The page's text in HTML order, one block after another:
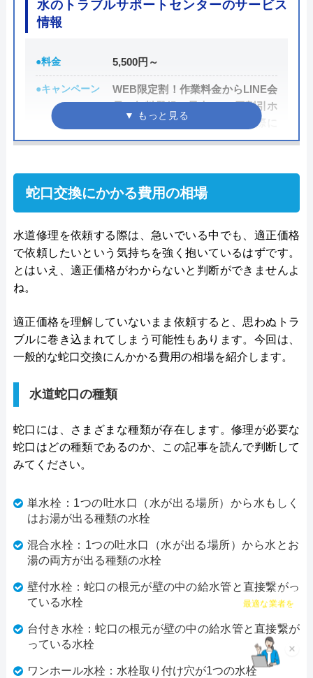
クレジットカード決済、銀行支払い、コンビニでの
公式サイトで
料金詳細を見る
050-3000-4096
運営会社 株式会社JUNコーポレーション
代表者 高野祐二
東京都世田谷区瀬田二丁目27番3号
対応エリア 全国（一部エリアを除く）
水のトラブルサポートセンターのサービス
情報
●料金 5,500円～
●キャンペーン
WEB限定割！作業料金からLINE会
員に無料登録で最大3,000円割引ホ
ームページを見たとお電話の際に
伝えて頂いた方は、作業料金から
●駆けつけ時間 最短20分
●受付時間 24時間
●定休日 年中無休
●出張見積もり 出張見積もり無料
●累計実績 累計対応件数100万件以上
●保証・保険
PL保険加入1年～5年の無料保証制
水のトラブルサポートセンターがおすすめ
の理由
水のトラブルサポートセンターは、24時間365日年
中無休で営業しています。受付は電話、Web(フォー
ム、チャット)にて対応しています。Webからの見積
依頼は翌日以降の予約となっているため、お急ぎの
合は送信完了のメールが届き、これが予約完了を意
作業時間は3時間単位での予約が可能で、作業当日
は訪問の1～2時間前に連絡があるのでご安心くださ
蛇口交換にかかる費用の相場
水道修理を依頼する際は、急いでいる中でも、適正価格
で依頼したいという気持ちを強く抱いているはずです。
とはいえ、適正価格がわからないと判断ができませんよ
ね。
適正価格を理解していないまま依頼すると、思わぬトラ
ブルに巻き込まれてしまう可能性もあります。今回は、
一般的な蛇口交換にんかかる費用の相場を紹介します。
水道蛇口の種類
蛇口には、さまざまな種類が存在します。修理が必要な
蛇口はどの種類であるのか、この記事を読んで判断して
みてください。
単水栓：1つの吐水口（水が出る場所）から水もしく
はお湯が出る種類の水栓
混合水栓：1つの吐水口（水が出る場所）から水とお
湯の両方が出る種類の水栓
壁付水栓：蛇口の根元が壁の中の給水管と直接繋がっ
ている水栓
台付き水栓：蛇口の根元が壁の中の給水管と直接繋が
っている水栓
ワンホール水栓：水栓取り付け穴が1つの水栓
×
チャット診断で
最適な業者を